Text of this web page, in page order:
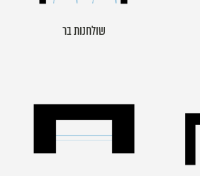
שולחנות בר